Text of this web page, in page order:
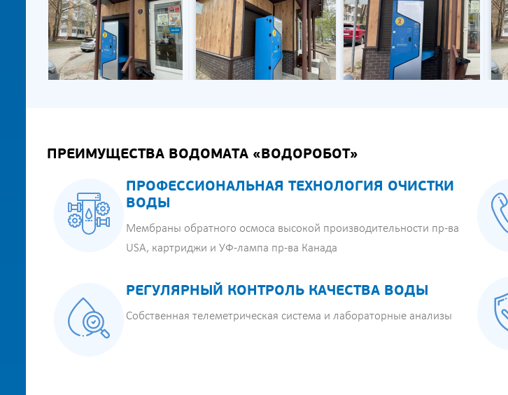
ПРЕИМУЩЕСТВА ВОДОМАТА «ВОДОРОБОТ»
ПРОФЕССИОНАЛЬНАЯ ТЕХНОЛОГИЯ ОЧИСТКИ
ВОДЫ
Мембраны обратного осмоса высокой производительности пр-ва
USA, картриджи и УФ-лампа пр-ва Канада
РЕГУЛЯРНЫЙ КОНТРОЛЬ КАЧЕСТВА ВОДЫ
Собственная телеметрическая система и лабораторные анализы